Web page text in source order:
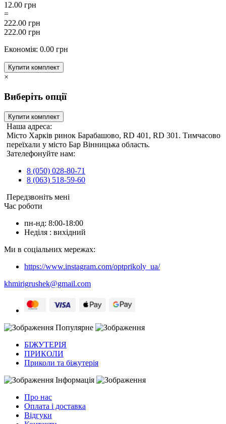
12.00 грн
=
222.00 грн
222.00 грн
Економія: 0.00 грн
Купити комплект
×
Виберіть опції
Купити комплект
Наша адреса:
Місто Харків ринок Барабашово, RD 401, RD 301. Тимчасово
переїхали у місто Бар Вінницька область.
Зателефонуйте нам:
8 (050) 028-80-71
8 (063) 518-59-60
Передзвоніть мені
Час роботи
пн-нд: 8:00-18:00
Неділя : вихідний
Ми в соціальних мережах:
https://www.instagram.com/optprikoly_ua/
khmirigrushek@gmail.com
Популярне
БІЖУТЕРІЯ
ПРИКОЛИ
Приколи та біжутерія
Інформація
Про нас
Оплата і доставка
Відгуки